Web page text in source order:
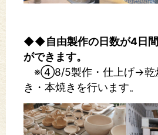
◆◆自由製作の日数が4日
ができます。
※④8/5製作・仕上げ→乾
き・本焼きを行います。